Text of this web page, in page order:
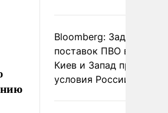
Bloomberg: Задержка
поставок ПВО вынудит
Киев и Запад принять
условия России